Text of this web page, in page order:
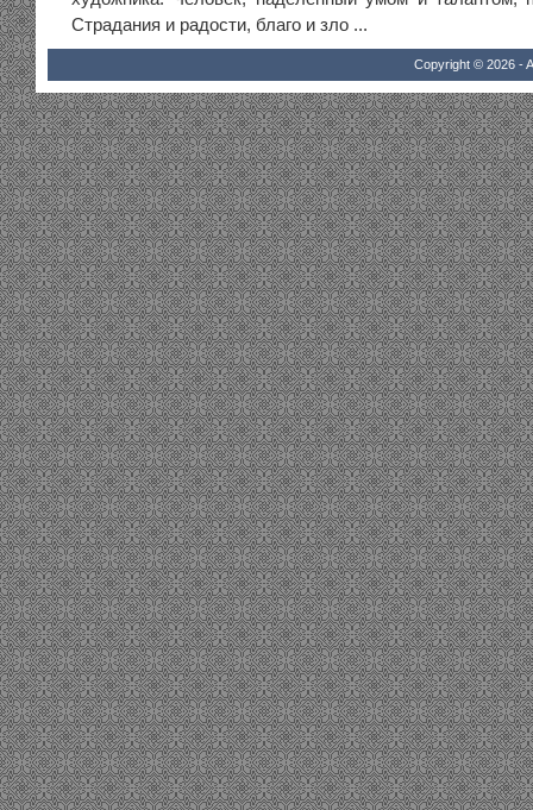
Страдания и радости, благо и зло ...
Copyright © 2026 -